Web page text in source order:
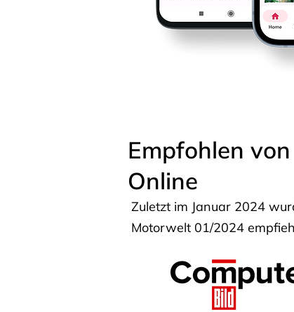
Empfohlen
Online
Zuletzt im Januar 2024
Motorwelt 01/2024